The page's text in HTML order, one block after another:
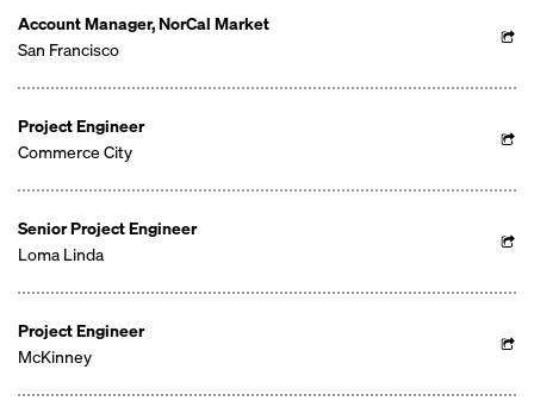
Account Manager, NorCal Market
San Francisco
Project Engineer
Commerce City
Senior Project Engineer
Loma Linda
Project Engineer
McKinney